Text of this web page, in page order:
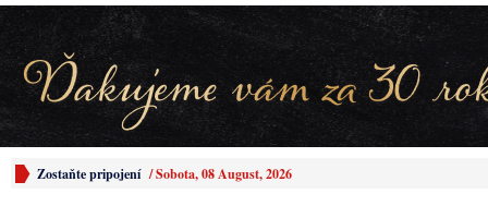
Zostaňte pripojení /Sobota, 08 August, 2026